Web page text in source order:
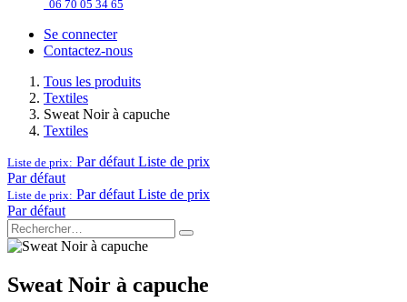
06 70 05 34 65
Se connecter
Contactez-nous
Tous les produits
Textiles
Sweat Noir à capuche
Textiles
Liste de prix: Par défaut Liste de prix
Par défaut
Liste de prix: Par défaut Liste de prix
Par défaut
Sweat Noir à capuche